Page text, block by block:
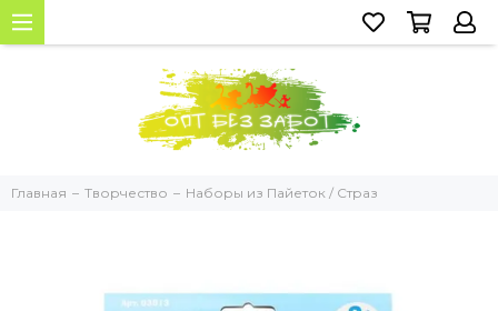
Главная Творчество Наборы из Пайеток / Страз